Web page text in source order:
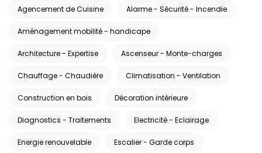
Agencement de Cuisine Alarme - Sécurité - Incendie
Aménagement mobilité - handicape
Architecture - Expertise Ascenseur - Monte-charges
Chauffage - Chaudière Climatisation - Ventilation
Construction en bois Décoration intérieure
Diagnostics - Traitements Electricité - Eclairage
Energie renouvelable Escalier - Garde corps